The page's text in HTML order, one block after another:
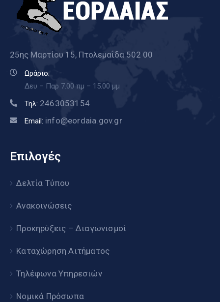
25ης Μαρτίου 15, Πτολεμαΐδα 502 00
Ωράριο:
Δευ – Παρ 7.00 πμ – 15.00 μμ
Τηλ: 2463053154
Email: info@eordaia.gov.gr
Επιλογές
Δελτία Τύπου
Ανακοινώσεις
Προκηρύξεις – Διαγωνισμοί
Καταχώρηση Αιτήματος
Τηλέφωνα Υπηρεσιών
Νομικά Πρόσωπα